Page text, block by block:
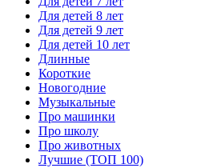
Для детей 8 лет
Для детей 9 лет
Для детей 10 лет
Длинные
Короткие
Новогодние
Музыкальные
Про машинки
Про школу
Про животных
Лучшие (ТОП 100)